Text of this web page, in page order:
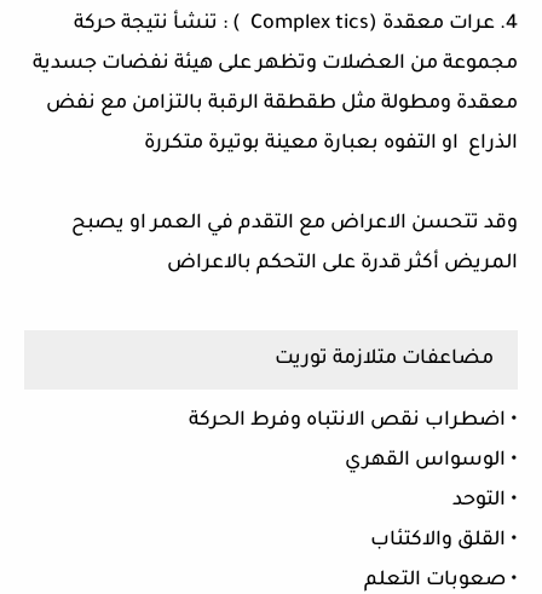
4. عرات معقدة (Complex tics ) : تنشأ نتيجة حركة
مجموعة من العضلات وتظهر على هيئة نفضات جسدية
معقدة ومطولة مثل طقطقة الرقبة بالتزامن مع نفض
الذراع او التفوه بعبارة معينة بوتيرة متكررة
وقد تتحسن الاعراض مع التقدم في العمر او يصبح
المريض أكثر قدرة على التحكم بالاعراض
مضاعفات متلازمة توريت
• اضطراب نقص الانتباه وفرط الحركة
• الوسواس القهري
• التوحد
• القلق والاكتئاب
• صعوبات التعلم